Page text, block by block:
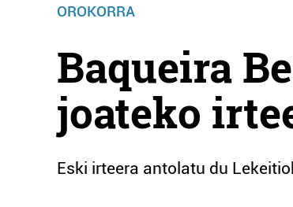
OROKORRA
Baqueira
joateko
Eski irteera antolatu du